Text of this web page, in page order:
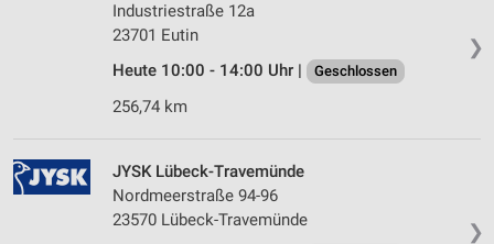
❯
Industriestraße 12a
23701 Eutin
Heute 10:00 - 14:00 Uhr |
Geschlossen
256,74 km
❯
JYSK Lübeck-Travemünde
Nordmeerstraße 94-96
23570 Lübeck-Travemünde